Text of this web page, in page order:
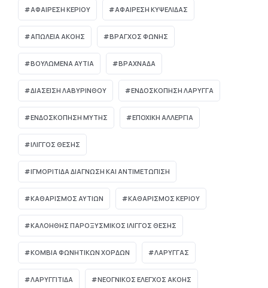
ΑΦΑΙΡΕΣΗ ΚΕΡΙΟΥ ΑΦΑΙΡΕΣΗ ΚΥΨΕΛΙΔΑΣ
ΑΠΏΛΕΙΑ ΑΚΟΉΣ ΒΡΑΓΧΟΣ ΦΩΝΗΣ
ΒΟΥΛΩΜΈΝΑ ΑΥΤΙΆ ΒΡΑΧΝΆΔΑ
ΔΙΆΣΕΙΣΗ ΛΑΒΥΡΊΝΘΟΥ ΕΝΔΟΣΚΟΠΗΣΗ ΛΑΡΥΓΓΑ
ΕΝΔΟΣΚΟΠΗΣΗ ΜΥΤΗΣ ΕΠΟΧΙΚΗ ΑΛΛΕΡΓΙΑ
ΙΛΙΓΓΟΣ ΘΕΣΗΣ
ΙΓΜΟΡΊΤΙΔΑ ΔΙΆΓΝΩΣΗ ΚΑΙ ΑΝΤΙΜΕΤΏΠΙΣΗ
ΚΑΘΑΡΙΣΜΟΣ ΑΥΤΙΩΝ ΚΑΘΑΡΙΣΜΟΣ ΚΕΡΙΟΥ
ΚΑΛΟΗΘΗΣ ΠΑΡΟΞΥΣΜΙΚΟΣ ΙΛΙΓΓΟΣ ΘΕΣΗΣ
ΚΟΜΒΊΑ ΦΩΝΗΤΙΚΏΝ ΧΟΡΔΏΝ ΛΑΡΥΓΓΑΣ
ΛΑΡΥΓΓΙΤΙΔΑ ΝΕΟΓΝΙΚΌΣ ΈΛΕΓΧΟΣ ΑΚΟΉΣ